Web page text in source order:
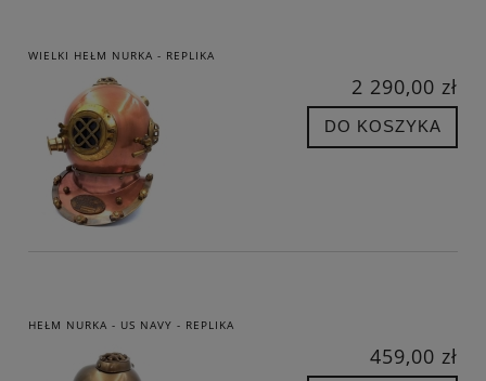
WIELKI HEŁM NURKA - REPLIKA
2 290,00 zł
DO KOSZYKA
HEŁM NURKA - US NAVY - REPLIKA
459,00 zł